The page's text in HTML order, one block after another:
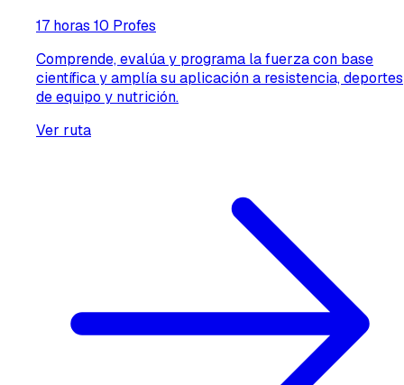
17 horas 10 Profes
Comprende, evalúa y programa la fuerza con base
científica y amplía su aplicación a resistencia, deportes
de equipo y nutrición.
Ver ruta